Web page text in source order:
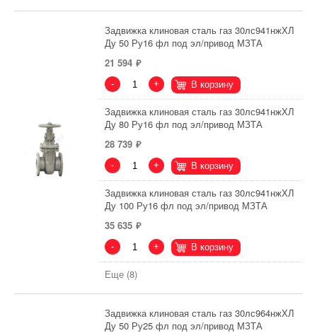
Задвижка клиновая сталь газ 30лс941нжХЛ
Ду 50 Ру16 фл под эл/привод МЗТА
21 594
- + В корзину
Задвижка клиновая сталь газ 30лс941нжХЛ
Ду 80 Ру16 фл под эл/привод МЗТА
28 739
- + В корзину
Задвижка клиновая сталь газ 30лс941нжХЛ
Ду 100 Ру16 фл под эл/привод МЗТА
35 635
- + В корзину
Еще (8)
Задвижка клиновая сталь газ 30лс964нжХЛ
Ду 50 Ру25 фл под эл/привод МЗТА